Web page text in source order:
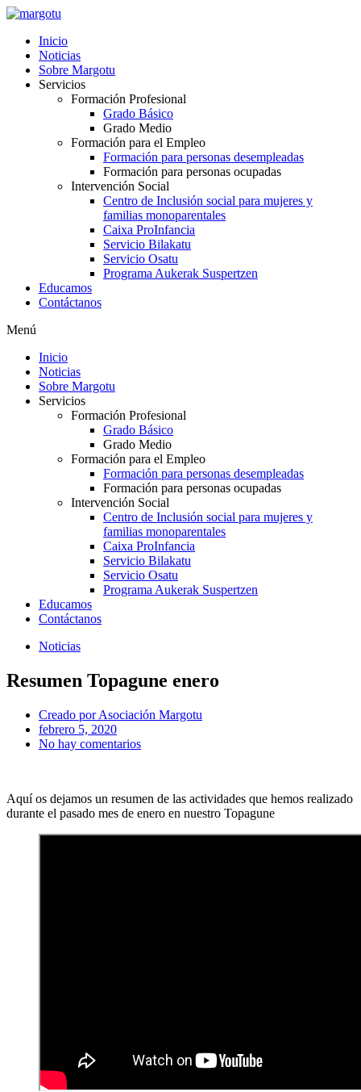
Ir
contenido
Inicio
Noticias
Sobre Margotu
Servicios
Formación Profesional
Grado Básico
Grado Medio
Formación para el Empleo
Formación para personas desempleadas
Formación para personas ocupadas
Intervención Social
Centro de Inclusión social para mujeres y
familias monoparentales
Caixa ProInfancia
Servicio Bilakatu
Servicio Osatu
Programa Aukerak Suspertzen
Educamos
Contáctanos
Menú
Inicio
Noticias
Sobre Margotu
Servicios
Formación Profesional
Grado Básico
Grado Medio
Formación para el Empleo
Formación para personas desempleadas
Formación para personas ocupadas
Intervención Social
Centro de Inclusión social para mujeres y
familias monoparentales
Caixa ProInfancia
Servicio Bilakatu
Servicio Osatu
Programa Aukerak Suspertzen
Educamos
Contáctanos
Noticias
Resumen Topagune enero
Creado porAsociación Margotu
febrero 5, 2020
No hay comentarios
Aquí os dejamos un resumen de las actividades que hemos realizado
durante el pasado mes de enero en nuestro Topagune